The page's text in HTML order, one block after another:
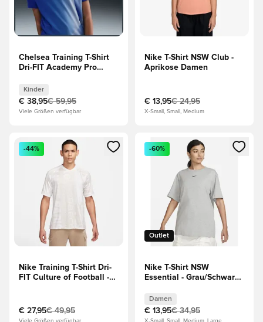
Chelsea Training T-Shirt
Dri-FIT Academy Pro
Blau/Grau Kinder
Kinder
€ 38,95€ 59,95
Viele Größen verfügbar
Nike T-Shirt NSW Club -
Aprikose Damen
€ 13,95€ 24,95
X-Small, Small, Medium
Öffnet ein Fenster zum Anmelden oder Registrieren als
-44%
Nike Training T-Shirt Dri-
FIT Culture of Football -
€ 27,95€ 49,95
Viele Größen verfügbar
Öffnet ein Fenster zum
Outlet
-60%
Nike T-Shirt NSW
Essential - Grau/Schwarz
Damen
€ 13,95€ 34,95
X-Small, Small, Medium, Large